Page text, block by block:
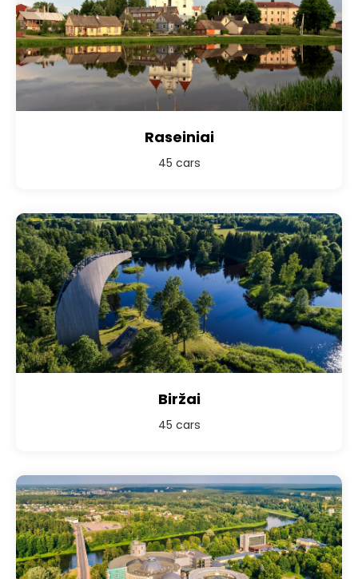
Raseiniai
45 cars
Biržai
45 cars